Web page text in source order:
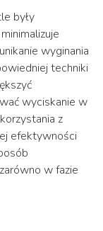
były
wyginania
techniki
wyciskanie w
z
efektywności
w fazie